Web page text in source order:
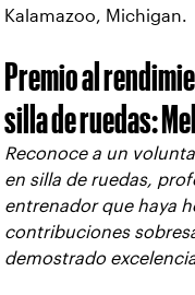
Kalamazoo, Michigan.
Premio al
silla de ruedas:
Reconoce a un
en silla de ruedas,
entrenador que haya
contribuciones
demostrado